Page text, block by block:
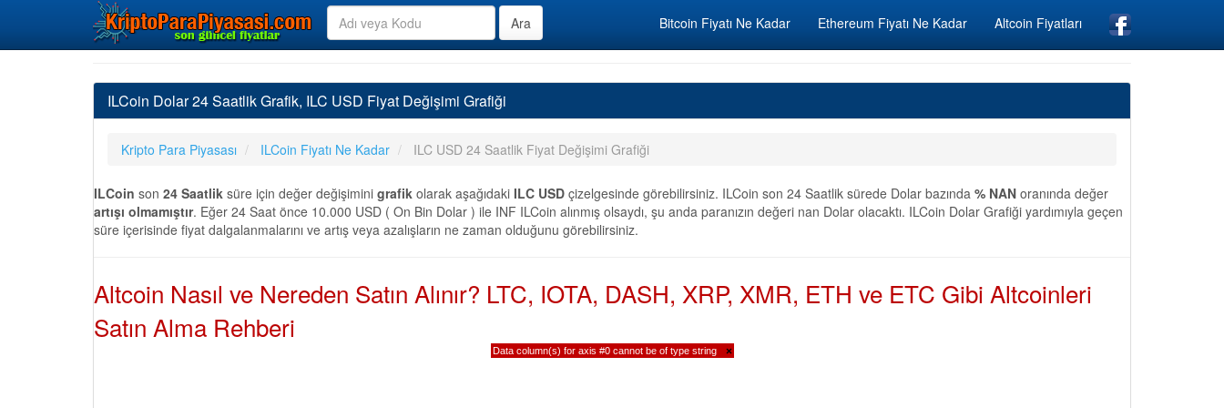
Bitcoin Fiyatı Ne Kadar Ethereum Fiyatı Ne Kadar Altcoin Fiyatları
ILCoin Dolar 24 Saatlik Grafik, ILC USD Fiyat Değişimi Grafiği
Kripto Para Piyasası ILCoin Fiyatı Ne Kadar ILC USD 24 Saatlik Fiyat Değişimi Grafiği
ILCoin son 24 Saatlik süre için değer değişimini grafik olarak aşağıdaki ILC USD çizelgesinde görebilirsiniz. ILCoin son 24 Saatlik sürede Dolar bazında % NAN oranında değer
artışı olmamıştır. Eğer 24 Saat önce 10.000 USD ( On Bin Dolar ) ile INF ILCoin alınmış olsaydı, şu anda paranızın değeri nan Dolar olacaktı. ILCoin Dolar Grafiği yardımıyla geçen
süre içerisinde fiyat dalgalanmalarını ve artış veya azalışların ne zaman olduğunu görebilirsiniz.
Altcoin Nasıl ve Nereden Satın Alınır? LTC, IOTA, DASH, XRP, XMR, ETH ve ETC Gibi Altcoinleri
Satın Alma Rehberi
Data column(s) for axis #0 cannot be of type string ×